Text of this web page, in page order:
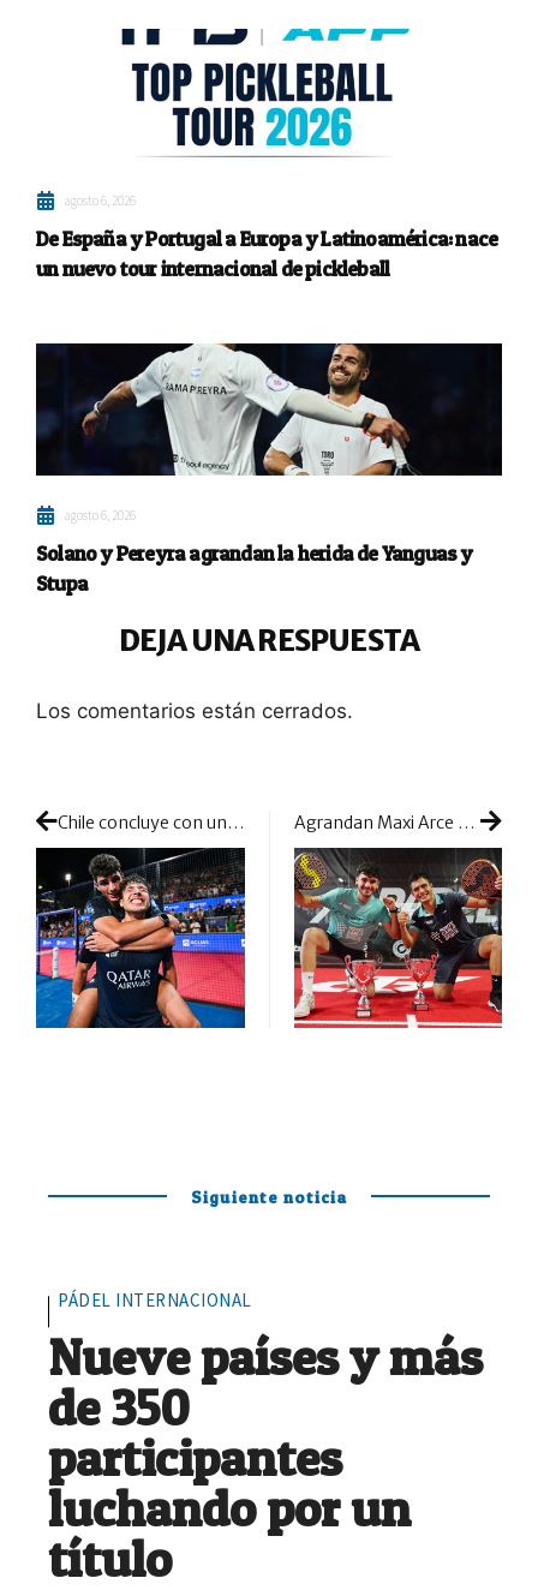
agosto 6, 2026
De España y Portugal a Europa y Latinoamérica: nace
un nuevo tour internacional de pickleball
agosto 6, 2026
Solano y Pereyra agrandan la herida de Yanguas y
Stupa
DEJA UNA RESPUESTA
Los comentarios están cerrados.
Chile concluye con una final épica y título para Tapia y Coello en medio de un clamoroso lío arbitral Agrandan Maxi Arce y Franco Dal Bianco su supremacía: otro torneo y otro título para las vitrinas
Siguiente noticia
PÁDEL INTERNACIONAL
Nueve países y más
de 350
participantes
luchando por un
título